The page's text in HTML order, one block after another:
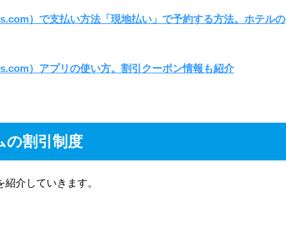
）で支払い方法「現地払い」で予約する方法。ホテルの
）アプリの使い方。割引クーポン情報も紹介
の割引制度
介していきます。